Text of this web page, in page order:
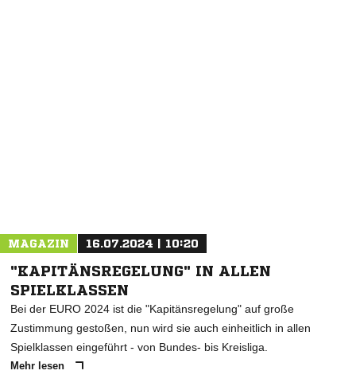
MAGAZIN 16.07.2024 | 10:20
"KAPITÄNSREGELUNG" IN ALLEN
SPIELKLASSEN
Bei der EURO 2024 ist die "Kapitänsregelung" auf große
Zustimmung gestoßen, nun wird sie auch einheitlich in allen
Spielklassen eingeführt - von Bundes- bis Kreisliga.
Mehr lesen